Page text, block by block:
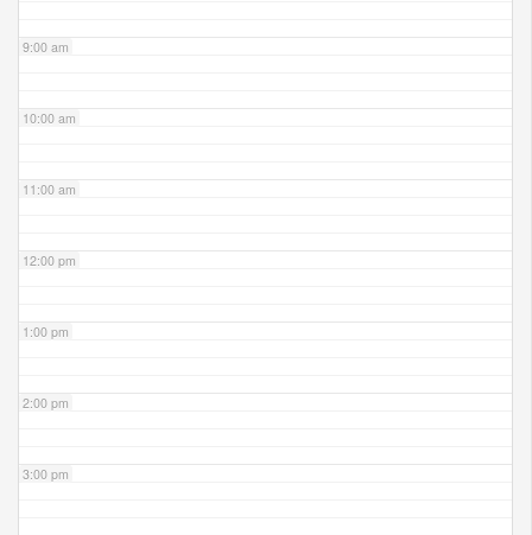
9:00 am
10:00 am
11:00 am
12:00 pm
1:00 pm
2:00 pm
3:00 pm